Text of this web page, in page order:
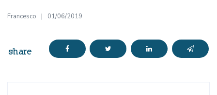
Francesco 01/06/2019
share